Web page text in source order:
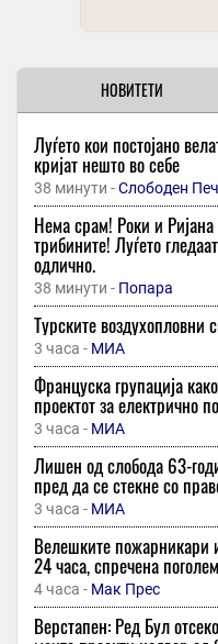
НОВИТЕТИ
Луѓето кои постојано
кријат нешто во себе
38 минути -Слободен
Нема срам! Роки и
трибините! Луѓето
одлично.
38 минути - Попара
Турските воздухопловни
3 часа - МИА
Француска групација
проектот за електрично
3 часа - МИА
Лишен од слобода 63-
пред да се стекне со
3 часа - МИА
Велешките пожарникари
24 часа, спречена
4 часа - Мак Прес
Верстапен: Ред Бул